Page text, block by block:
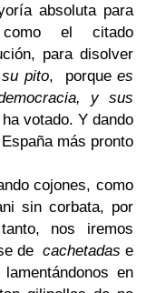
absoluta para
como el citado
para disolver
pito, porquees
y sus
votado. Y dando
más pronto
cojones, como
sin corbata, por
nos iremos
de cachetadas e
en